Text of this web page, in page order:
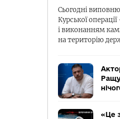
Сьогодні
Курської
і виконанням
на територію
«Це